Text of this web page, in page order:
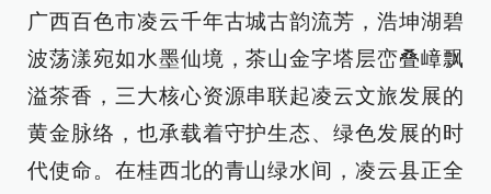
广西百色市凌云千年古城古韵流芳，浩坤湖碧
波荡漾宛如水墨仙境，茶山金字塔层峦叠嶂飘
溢茶香，三大核心资源串联起凌云文旅发展的
黄金脉络，也承载着守护生态、绿色发展的时
代使命。在桂西北的青山绿水间，凌云县正全